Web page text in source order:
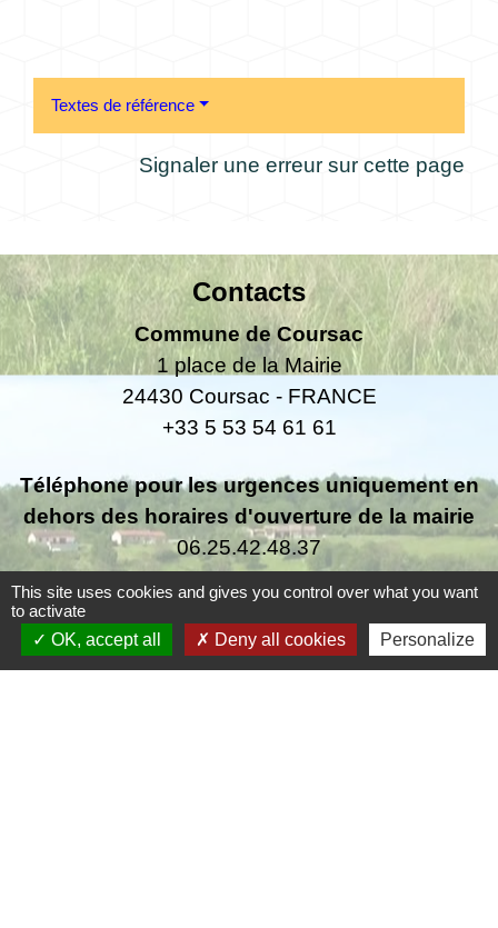
Textes de référence
Signaler une erreur sur cette page
Contacts
Commune de Coursac
1 place de la Mairie
24430 Coursac - FRANCE
+33 5 53 54 61 61
Téléphone pour les urgences uniquement en
dehors des horaires d'ouverture de la mairie
06.25.42.48.37
This site uses cookies and gives you control over what you want
to activate
OK, accept all
Deny all cookies Personalize